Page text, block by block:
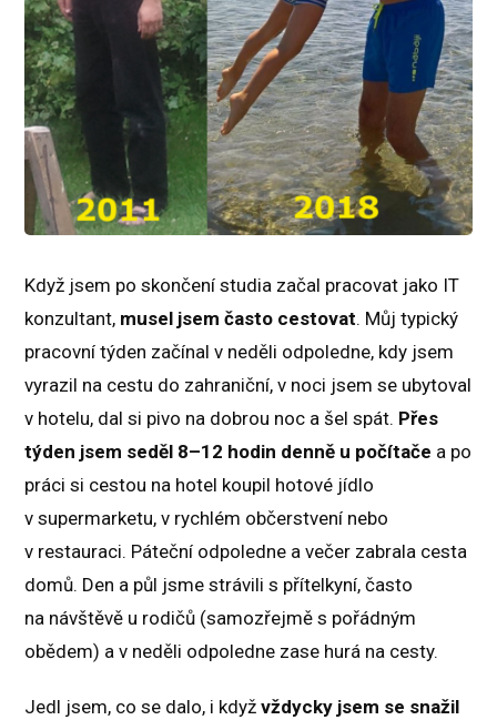
Když jsem po skončení studia začal pracovat jako IT
konzultant, musel jsem často cestovat. Můj typický
pracovní týden začínal v neděli odpoledne, kdy jsem
vyrazil na cestu do zahraniční, v noci jsem se ubytoval
v hotelu, dal si pivo na dobrou noc a šel spát. Přes
týden jsem seděl 8–12 hodin denně u počítače a po
práci si cestou na hotel koupil hotové jídlo
v supermarketu, v rychlém občerstvení nebo
v restauraci. Páteční odpoledne a večer zabrala cesta
domů. Den a půl jsme strávili s přítelkyní, často
na návštěvě u rodičů (samozřejmě s pořádným
obědem) a v neděli odpoledne zase hurá na cesty.
Jedl jsem, co se dalo, i kdyžvždycky jsem se snažil